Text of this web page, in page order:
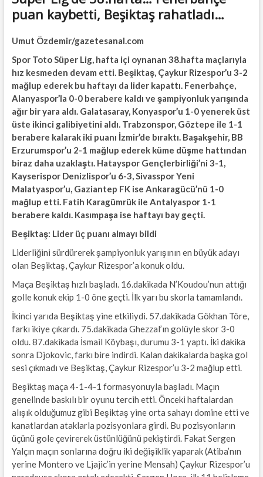
puan kaybetti, Beşiktaş rahatladı…
Umut Özdemir/gazetesanal.com
Spor Toto Süper Lig, hafta içi oynanan 38.hafta maçlarıyla
hız kesmeden devam etti. Beşiktaş, Çaykur Rizespor’u 3-2
mağlup ederek bu haftayı da lider kapattı. Fenerbahçe,
Alanyaspor’la 0-0 berabere kaldı ve şampiyonluk yarışında
ağır bir yara aldı. Galatasaray, Konyaspor’u 1-0 yenerek üst
üste ikinci galibiyetini aldı. Trabzonspor, Göztepe ile 1-1
berabere kalarak iki puanı İzmir’de bıraktı. Başakşehir, BB
Erzurumspor’u 2-1 mağlup ederek küme düşme hattından
biraz daha uzaklaştı. Hatayspor Gençlerbirliği’ni 3-1,
Kayserispor Denizlispor’u 6-3, Sivasspor Yeni
Malatyaspor’u, Gaziantep FK ise Ankaragücü’nü 1-0
mağlup etti. Fatih Karagümrük ile Antalyaspor 1-1
berabere kaldı. Kasımpaşa ise haftayı bay geçti.
Beşiktaş: Lider üç puanı almayı bildi
Liderliğini sürdürerek şampiyonluk yarışının en büyük adayı
olan Beşiktaş, Çaykur Rizespor’a konuk oldu.
Maça Beşiktaş hızlı başladı. 16.dakikada N’Koudou’nun attığı
golle konuk ekip 1-0 öne geçti. İlk yarı bu skorla tamamlandı.
İkinci yarıda Beşiktaş yine etkiliydi. 57.dakikada Gökhan Töre,
farkı ikiye çıkardı. 75.dakikada Ghezzal’ın golüyle skor 3-0
oldu. 87.dakikada İsmail Köybaşı, durumu 3-1 yaptı. İki dakika
sonra Djokovic, farkı bire indirdi. Kalan dakikalarda başka gol
sesi çıkmadı ve Beşiktaş, Çaykur Rizespor’u 3-2 mağlup etti.
Beşiktaş maça 4-1-4-1 formasyonuyla başladı. Maçın
genelinde baskılı bir oyunu tercih etti. Önceki haftalardan
alışık olduğumuz gibi Beşiktaş yine orta sahayı domine etti ve
kanatlardan ataklarla pozisyonlara girdi. Bu pozisyonların
üçünü gole çevirerek üstünlüğünü pekiştirdi. Fakat Sergen
Yalçın maçın sonlarına doğru iki değişiklik yaparak (Atiba’nın
yerine Montero ve Ljajic’in yerine Mensah) Çaykur Rizespor’u